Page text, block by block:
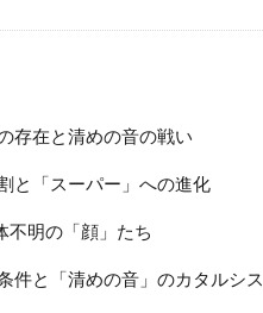
存在と清めの音の戦い
と「スーパー」への進化
不明の「顔」たち
件と「清めの音」のカタルシス